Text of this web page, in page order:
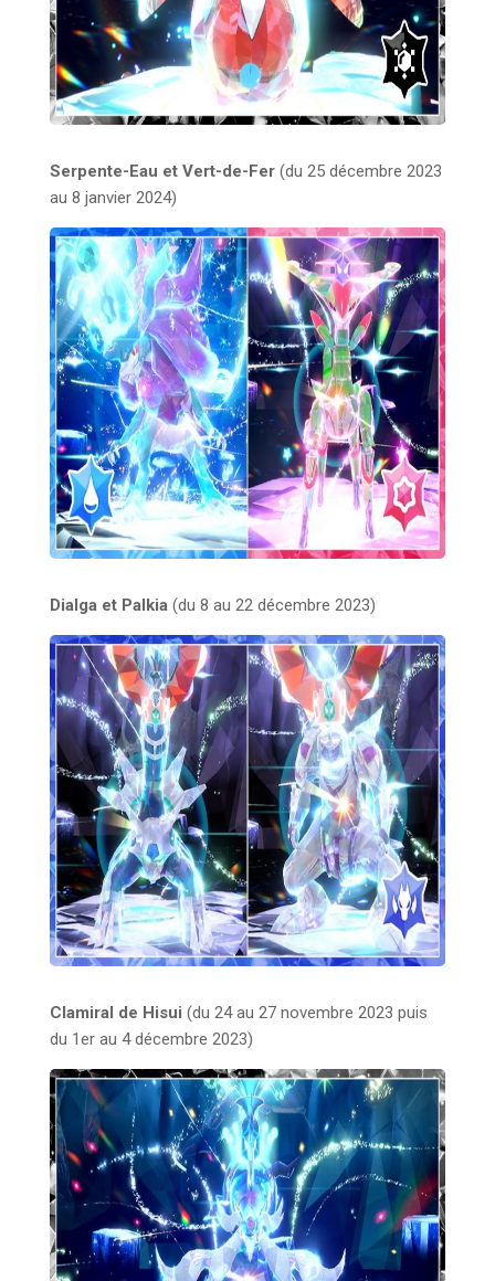
Serpente-Eau et Vert-de-Fer (du 25 décembre 2023
au 8 janvier 2024)
Dialga et Palkia (du 8 au 22 décembre 2023)
Clamiral de Hisui (du 24 au 27 novembre 2023 puis
du 1er au 4 décembre 2023)